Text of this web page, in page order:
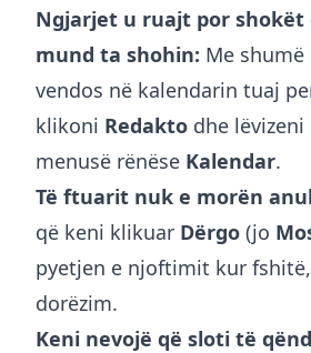
Ngjarjet u ruajt por
mund ta shohin: Me
vendos në kalendarin tuaj
klikoni Redakto dhe
menusë rënëse Kalendar.
Të ftuarit nuk e morën
që keni klikuar Dërgo (jo
pyetjen e njoftimit kur
dorëzim.
Keni nevojë që sloti të